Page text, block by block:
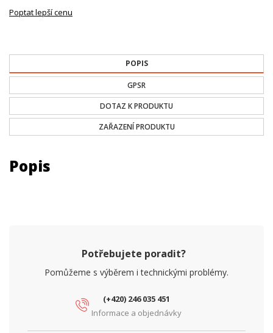
Poptat lepší cenu
POPIS
GPSR
DOTAZ K PRODUKTU
ZAŘAZENÍ PRODUKTU
Popis
Potřebujete poradit?
Pomůžeme s výběrem i technickými problémy.
(+420) 246 035 451
Informace a objednávky